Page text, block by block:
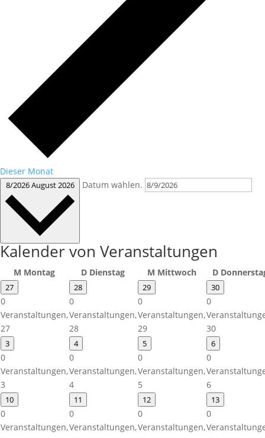
Dieser Monat
8/2026August 2026 Datum wählen.
Kalender von Veranstaltungen
M Montag D Dienstag M Mittwoch D
27
0
Veranstaltungen,
27
28
0
Veranstaltungen,
28
29
0
Veranstaltungen,
29
30
0
30
3
0
Veranstaltungen,
3
4
0
Veranstaltungen,
4
5
0
Veranstaltungen,
5
6
0
6
10
0
Veranstaltungen,
11
0
Veranstaltungen,
12
0
Veranstaltungen,
13
0